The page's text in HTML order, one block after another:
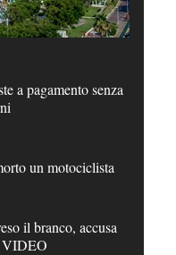
a pagamento senza
un motociclista
il branco, accusa
VIDEO